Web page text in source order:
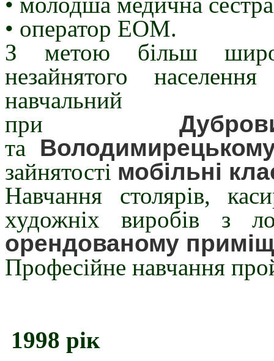
• оператор ЕОМ.
З метою більш
незайнятого
навчальний
при
та
зайнятості мобільні
Навчання столярів,
художніх виробів з
орендованому
Професійне навчання
1998 рік